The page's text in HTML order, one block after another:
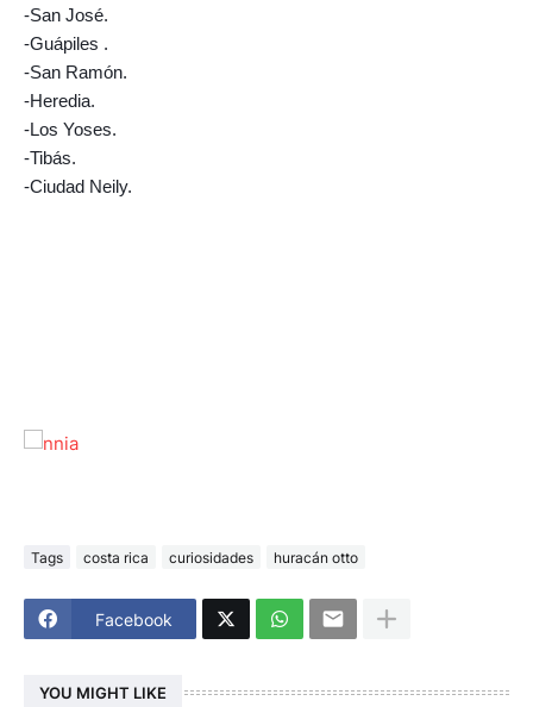
-San José.
-Guápiles .
-San Ramón.
-Heredia.
-Los Yoses.
-Tibás.
-Ciudad Neily.
Tags costa rica curiosidades huracán otto
Facebook
YOU MIGHT LIKE